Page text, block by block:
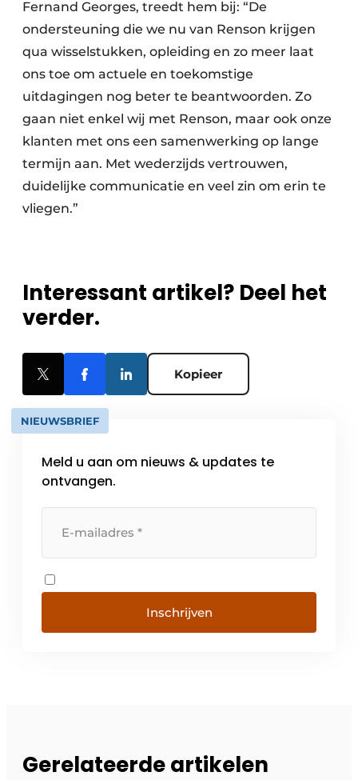
Fernand Georges, treedt hem bij: “De
ondersteuning die we nu van Renson krijgen
qua wisselstukken, opleiding en zo meer laat
ons toe om actuele en toekomstige
uitdagingen nog beter te beantwoorden. Zo
gaan niet enkel wij met Renson, maar ook onze
klanten met ons een samenwerking op lange
termijn aan. Met wederzijds vertrouwen,
duidelijke communicatie en veel zin om erin te
vliegen.”
Interessant artikel? Deel het
verder.
Kopieer
NIEUWSBRIEF
Meld u aan om nieuws & updates te
ontvangen.
Inschrijven
Gerelateerde artikelen